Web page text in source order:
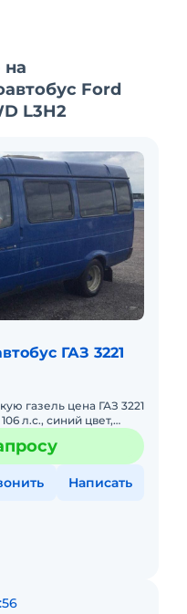
на
Ford
L3H2
ГАЗ 3221
газель цена ГАЗ 3221
л.с., синий цвет,
Написать